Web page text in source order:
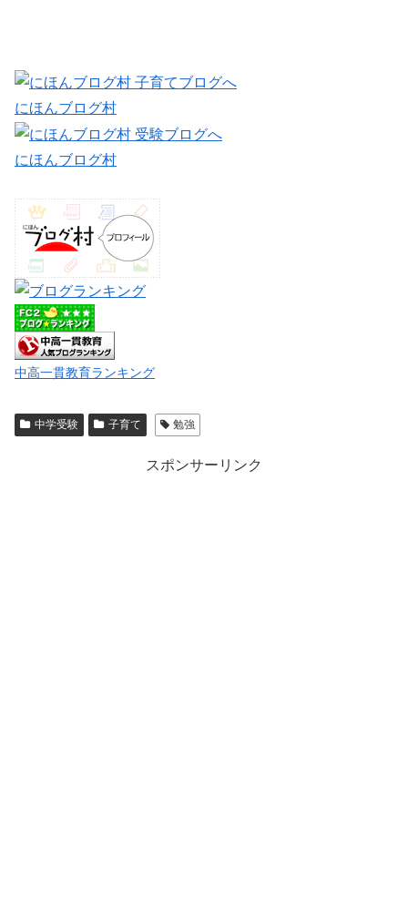
にほんブログ村
にほんブログ村
中高一貫教育ランキング
中学受験 子育て 勉強
スポンサーリンク